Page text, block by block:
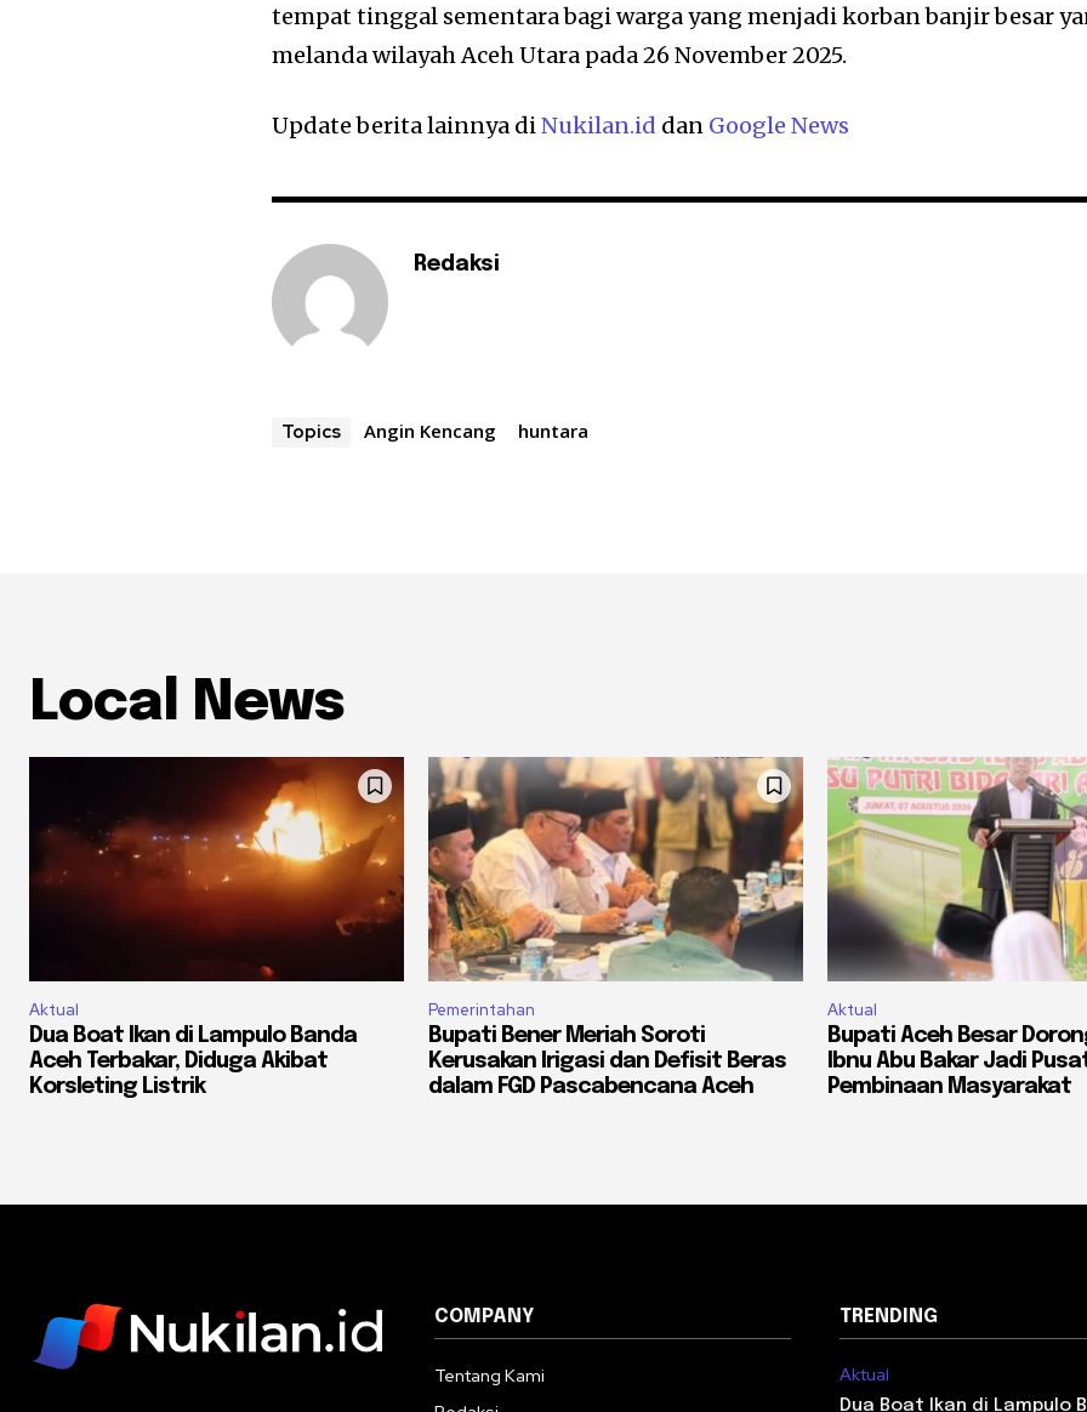
tempat tinggal sementara bagi warga yang menjadi korban banjir besar
melanda wilayah Aceh Utara pada 26 November 2025.
Update berita lainnya diNukilan.id dan Google News
Redaksi
Topics Angin Kencang huntara
Local News
Aktual
Dua Boat Ikan di Lampulo Banda
Aceh Terbakar, Diduga Akibat
Korsleting Listrik
Pemerintahan
Bupati Bener Meriah Soroti
Kerusakan Irigasi dan Defisit Beras
dalam FGD Pascabencana Aceh
Aktual
Bupati Aceh Besar
Ibnu Abu Bakar Jadi
Pembinaan Masyarakat
COMPANY
Tentang Kami
TRENDING
Aktual
Dua Boat Ikan di Lampulo